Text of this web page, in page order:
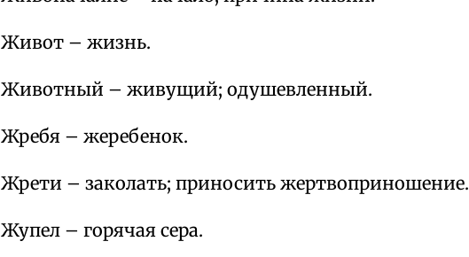
Живот – жизнь.
Животный – живущий; одушевленный.
Жребя – жеребенок.
Жрети – заколать; приносить жертвоприношение.
Жупел – горячая сера.